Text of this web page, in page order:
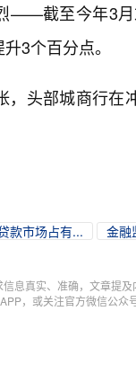
——截至今年3
3个百分点。
，头部城商行
款市场占有... 金融
息真实、准确，文章提
，或关注官方微信公